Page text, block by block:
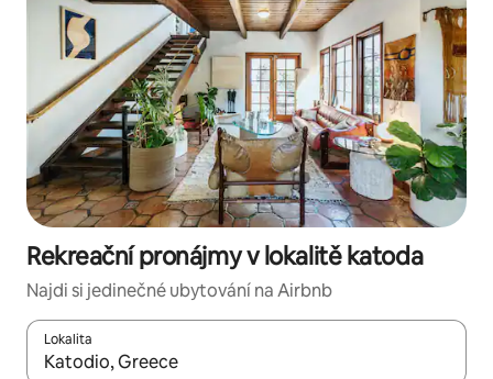
Rekreační pronájmy v lokalitě katoda
Najdi si jedinečné ubytování na Airbnb
Lokalita
Až budou výsledky k dispozici, můžeš si je procházet pomocí